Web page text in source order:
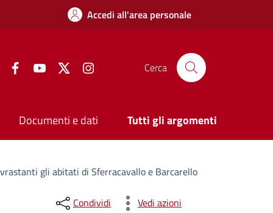
Accedi all'area personale
FacebookYouTube Twitter Cerca
Documenti e dati Tutti gli argomenti
gli abitati di Sferracavallo e Barcarello
Condividi Vedi azioni